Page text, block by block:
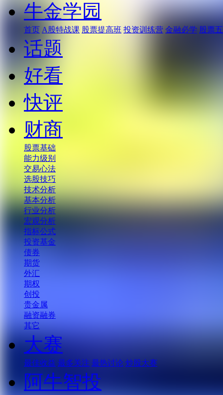
牛金学园
首页 A股特战课 股票提高班 投资训练营 金融必学 股票
话题
好看
快评
财商
股票基础
能力级别
交易心法
选股技巧
技术分析
基本分析
行业分析
宏观分析
指标公式
投资基金
债券
期货
外汇
期权
创投
贵金属
融资融券
其它
大赛
最佳收益 最多关注 最热讨论 炒股大赛
阿牛智投